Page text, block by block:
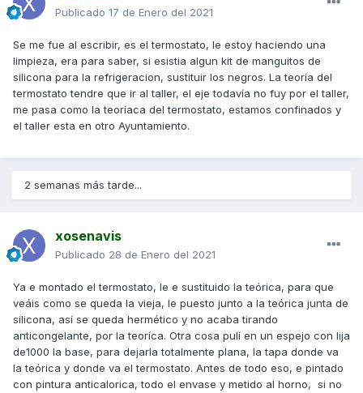
Publicado 17 de Enero del 2021
Se me fue al escribir, es el termostato, le estoy haciendo una
limpieza, era para saber, si esistia algun kit de manguitos de
silicona para la refrigeracion, sustituir los negros. La teoría del
termostato tendre que ir al taller, el eje todavía no fuy por el taller,
me pasa como la teoríaca del termostato, estamos confinados y
el taller esta en otro Ayuntamiento.
2 semanas más tarde...
xosenavis
Publicado 28 de Enero del 2021
Ya e montado el termostato, le e sustituido la teórica, para que
veáis como se queda la vieja, le puesto junto a la teórica junta de
silicona, así se queda hermético y no acaba tirando
anticongelante, por la teoríca. Otra cosa pulí en un espejo con lija
de1000 la base, para dejarla totalmente plana, la tapa donde va
la teórica y donde va el termostato. Antes de todo eso, e pintado
con pintura anticalorica, todo el envase y metido al horno, si no